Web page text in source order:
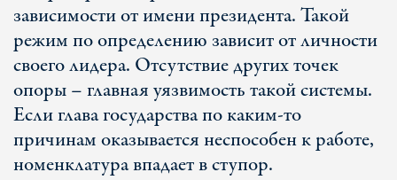
зависимости от имени президента. Такой
режим по определению зависит от личности
своего лидера. Отсутствие других точек
опоры – главная уязвимость такой системы.
Если глава государства по каким-то
причинам оказывается неспособен к работе,
номенклатура впадает в ступор.